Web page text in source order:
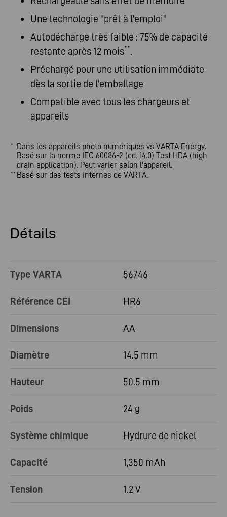
Une technologie "prêt à l'emploi"
Autodécharge très faible : 75% de capacité
restante après 12 mois**.
Préchargé pour une utilisation immédiate
dès la sortie de l'emballage
Compatible avec tous les chargeurs et
appareils
*
Dans les appareils photo numériques vs VARTA Energy.
Basé sur la norme IEC 60086-2 (ed. 14.0) Test HDA (high
drain application). Peut varier selon l'appareil.
** Basé sur des tests internes de VARTA.
Détails
Type VARTA 56746
Référence CEI HR6
Dimensions AA
Diamètre 14.5 mm
Hauteur 50.5 mm
Poids 24 g
Système chimique Hydrure de nickel
Capacité 1,350 mAh
Tension 1.2 V